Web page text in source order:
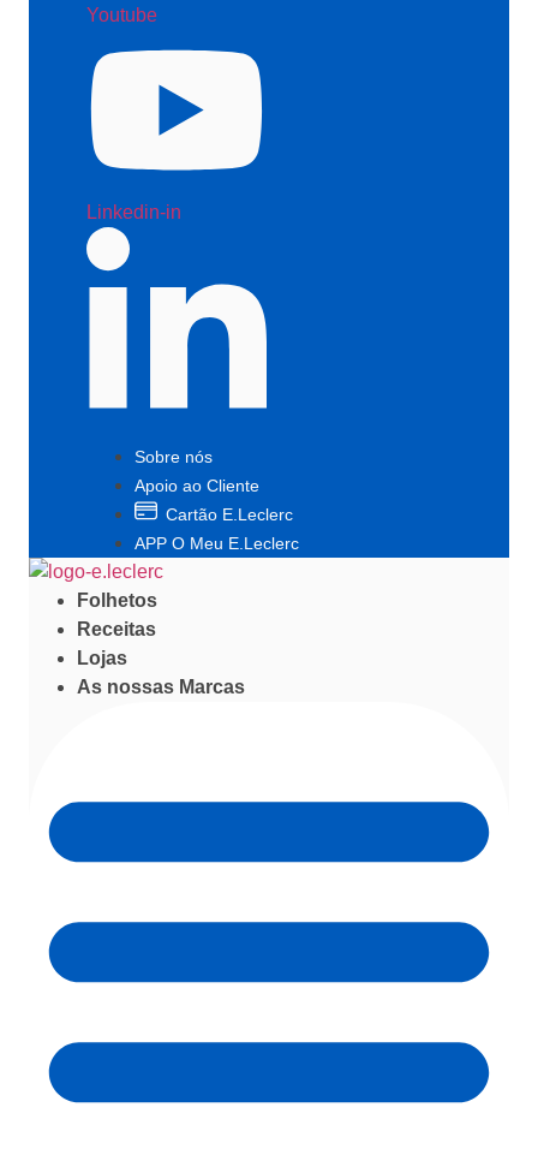
Youtube
Linkedin-in
Sobre nós
Apoio ao Cliente
Cartão E.Leclerc
APP O Meu E.Leclerc
Folhetos
Receitas
Lojas
As nossas Marcas